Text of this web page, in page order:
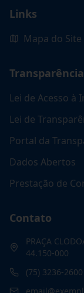
Links
Mapa do Site
Transparência
Lei de Acesso à
Lei de
Portal da
Dados Abertos
Prestação de
Contato
PRAÇA
44.150-000
(75) 3236-2600